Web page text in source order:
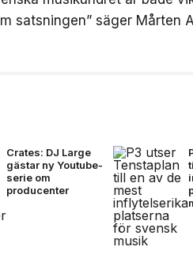
satsningen” säger Mårten
Crates: DJ Large
gästar ny Youtube-
serie om
producenter